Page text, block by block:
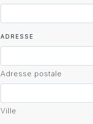
ADRESSE
Adresse postale
Ville